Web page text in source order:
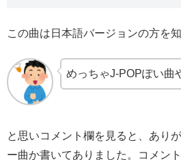
この曲は日本語バージョンの方を
めっちゃJ-POPぽい曲
と思いコメント欄を見ると、あり
ー曲か書いてありました。コメン